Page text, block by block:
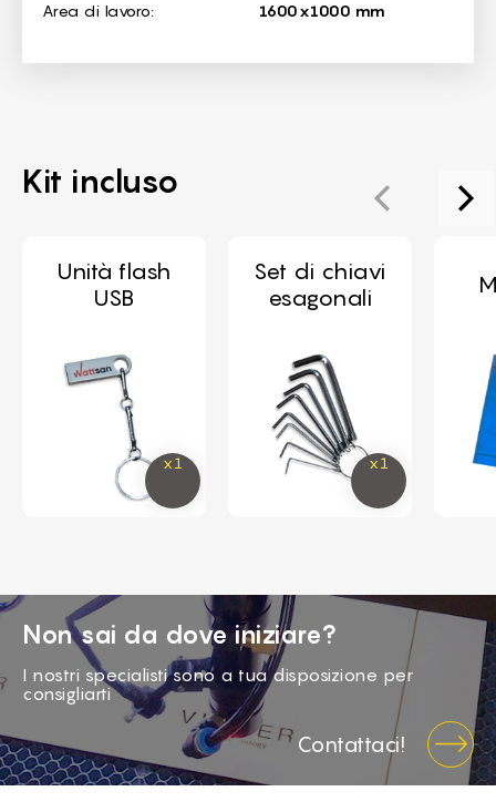
Area di lavoro: 1600x1000 mm
Kit incluso
Unità flash
USB
Set di chiavi
esagonali
Non sai da dove iniziare?
I nostri specialisti sono a tua disposizione per
consigliarti
Contattaci!